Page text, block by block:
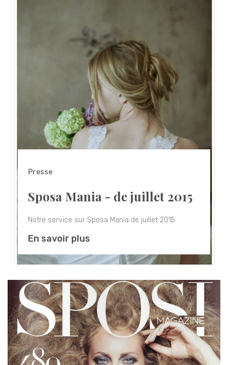
Presse
Sposa Mania - de juillet 2015
Notre service sur Sposa Mania de juillet 2015
En savoir plus